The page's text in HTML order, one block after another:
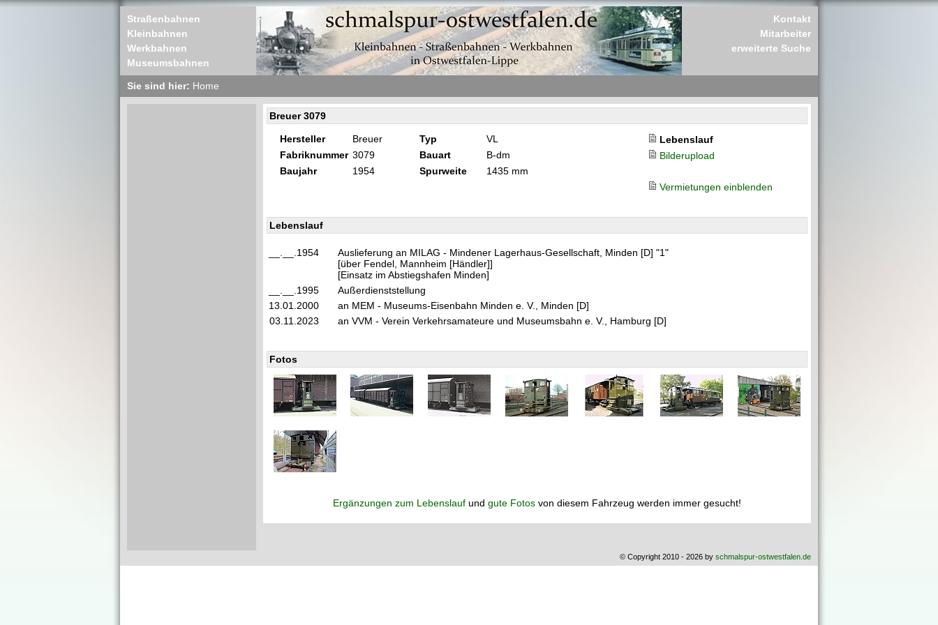
Straßenbahnen
Kleinbahnen
Werkbahnen
Museumsbahnen
Kontakt
Mitarbeiter
erweiterte Suche
Sie sind hier: Home
Breuer 3079
Hersteller Breuer Typ VL
Lebenslauf
Fabriknummer 3079 Bauart B-dm
Bilderupload
Baujahr
1954 Spurweite
1435 mm
Vermietungen einblenden
Lebenslauf
__.__.1954
Auslieferung an MILAG - Mindener Lagerhaus-Gesellschaft, Minden [D] "1"
[über Fendel, Mannheim [Händler]]
[Einsatz im Abstiegshafen Minden]
__.__.1995
Außerdienststellung
13.01.2000
an MEM - Museums-Eisenbahn Minden e. V., Minden [D]
03.11.2023
an VVM - Verein Verkehrsamateure und Museumsbahn e. V., Hamburg [D]
Fotos
Ergänzungen zum Lebenslauf und gute Fotos von diesem Fahrzeug werden immer gesucht!
© Copyright 2010 - 2026 by schmalspur-ostwestfalen.de